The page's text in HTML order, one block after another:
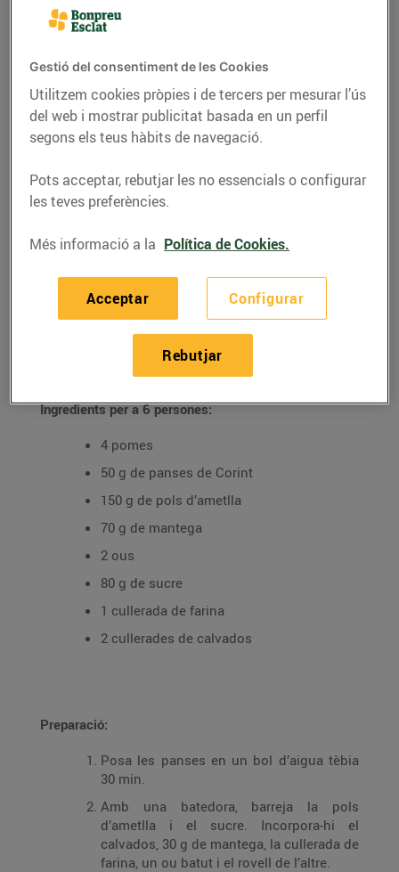
RECEPTES
Coca de poma amb
panses
Ingredients per a 6 persones:
4 pomes
50 g de panses de Corint
150 g de pols d’ametlla
70 g de mantega
2 ous
80 g de sucre
1 cullerada de farina
2 cullerades de calvados
Preparació:
Posa les panses en un bol d’aigua tèbia
30 min.
Amb una batedora, barreja la pols
d’ametlla i el sucre. Incorpora-hi el
calvados, 30 g de mantega, la cullerada de
farina, un ou batut i el rovell de l’altre.
Gestió del consentiment de les Cookies
Utilitzem cookies pròpies i de tercers per mesurar l’ús
del web i mostrar publicitat basada en un perfil
segons els teus hàbits de navegació.
Pots acceptar, rebutjar les no essencials o configurar
les teves preferències.
Més informació a la Política de Cookies.
Configurar
Rebutjar
Acceptar